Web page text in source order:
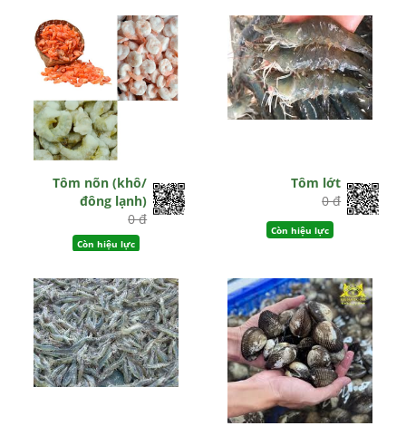
Tôm nõn (khô/
đông lạnh)
0 đ
Còn hiệu lực
Tôm lớt
0 đ
Còn hiệu lực